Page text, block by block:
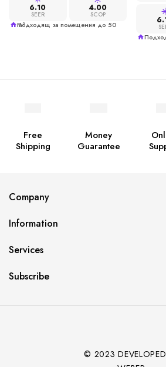
6.10
SEER
4.00
SCOP
Подходящ за помещения до 50 m²
Free
Shipping
Money
Guarantee
Company
Information
Services
Subscribe
© 2023